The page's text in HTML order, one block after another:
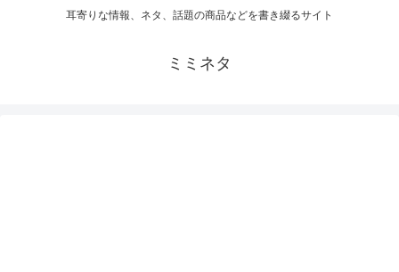
耳寄りな情報、ネタ、話題の商品などを書き綴るサイト
ミミネタ